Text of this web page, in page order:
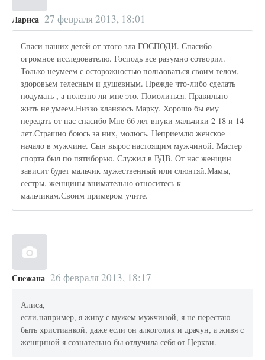
Лариса 27 февраля 2013, 18:01
Спаси наших детей от этого зла ГОСПОДИ. Спасибо
огромное исследователю. Господь все разумно сотворил.
Только неумеем с осторожностью пользоваться своим телом,
здоровьем телесным и душевным. Прежде что-либо сделать
подумать , а полезно ли мне это. Помолиться. Правильно
жить не умеем.Низко кланяюсь Марку. Хорошо бы ему
передать от нас спасибо Мне 66 лет внуки мальчики 2 18 и 14
лет.Страшно боюсь за них, молюсь. Неприемлю женское
начало в мужчине. Сын вырос настоящим мужчиной. Мастер
спорта был по пятиборью. Служил в ВДВ. От нас женщин
зависит будет мальчик мужественный или слюнтяй.Мамы,
сестры, женщины внимательно относитесь к
мальчикам.Своим примером учите.
Снежана 26 февраля 2013, 18:17
Алиса,
если,например, я живу с мужем мужчиной, я не перестаю
быть христианкой, даже если он алкоголик и драчун, а живя с
женщиной я сознательно бы отлучила себя от Церкви.